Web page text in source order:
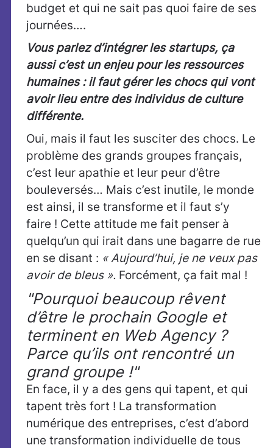
budget et qui ne sait pas quoi faire de ses
journées….
Vous parlez d’intégrer les startups, ça
aussi c’est un enjeu pour les ressources
humaines : il faut gérer les chocs qui vont
avoir lieu entre des individus de culture
différente.
Oui, mais il faut les susciter des chocs. Le
problème des grands groupes français,
c’est leur apathie et leur peur d’être
bouleversés… Mais c’est inutile, le monde
est ainsi, il se transforme et il faut s’y
faire ! Cette attitude me fait penser à
quelqu’un qui irait dans une bagarre de rue
en se disant : « Aujourd’hui, je ne veux pas
avoir de bleus ». Forcément, ça fait mal !
"Pourquoi beaucoup rêvent
d’être le prochain Google et
terminent en Web Agency ?
Parce qu’ils ont rencontré un
grand groupe !"
En face, il y a des gens qui tapent, et qui
tapent très fort ! La transformation
numérique des entreprises, c’est d’abord
une transformation individuelle de tous